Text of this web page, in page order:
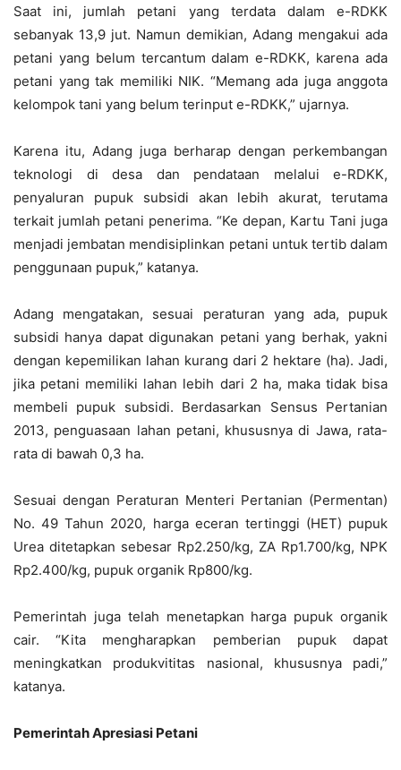
Saat ini, jumlah petani yang terdata dalam e-RDKK
sebanyak 13,9 jut. Namun demikian, Adang mengakui ada
petani yang belum tercantum dalam e-RDKK, karena ada
petani yang tak memiliki NIK. “Memang ada juga anggota
kelompok tani yang belum terinput e-RDKK,” ujarnya.
Karena itu, Adang juga berharap dengan perkembangan
teknologi di desa dan pendataan melalui e-RDKK,
penyaluran pupuk subsidi akan lebih akurat, terutama
terkait jumlah petani penerima. “Ke depan, Kartu Tani juga
menjadi jembatan mendisiplinkan petani untuk tertib dalam
penggunaan pupuk,” katanya.
Adang mengatakan, sesuai peraturan yang ada, pupuk
subsidi hanya dapat digunakan petani yang berhak, yakni
dengan kepemilikan lahan kurang dari 2 hektare (ha). Jadi,
jika petani memiliki lahan lebih dari 2 ha, maka tidak bisa
membeli pupuk subsidi. Berdasarkan Sensus Pertanian
2013, penguasaan lahan petani, khususnya di Jawa, rata-
rata di bawah 0,3 ha.
Sesuai dengan Peraturan Menteri Pertanian (Permentan)
No. 49 Tahun 2020, harga eceran tertinggi (HET) pupuk
Urea ditetapkan sebesar Rp2.250/kg, ZA Rp1.700/kg, NPK
Rp2.400/kg, pupuk organik Rp800/kg.
Pemerintah juga telah menetapkan harga pupuk organik
cair. “Kita mengharapkan pemberian pupuk dapat
meningkatkan produkvititas nasional, khususnya padi,”
katanya.
Pemerintah Apresiasi Petani